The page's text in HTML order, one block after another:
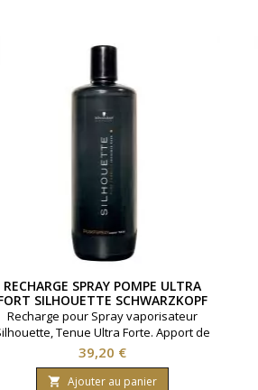
RECHARGE SPRAY POMPE ULTRA
SILHOUETTE SCHWARZKOPF
1000 ML
Recharge pour Spray vaporisateur
Tenue Ultra Forte. Apport de
volume. Marque Schwarzkopf.
Contenance : 1000ml
Prix
39,20 €
 Ajouter au panier